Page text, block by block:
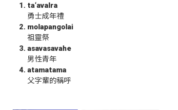
ta‘avalra
勇士成年禮
molapangolai
祖靈祭
asavasavahe
男性青年
atamatama
父字輩的稱呼